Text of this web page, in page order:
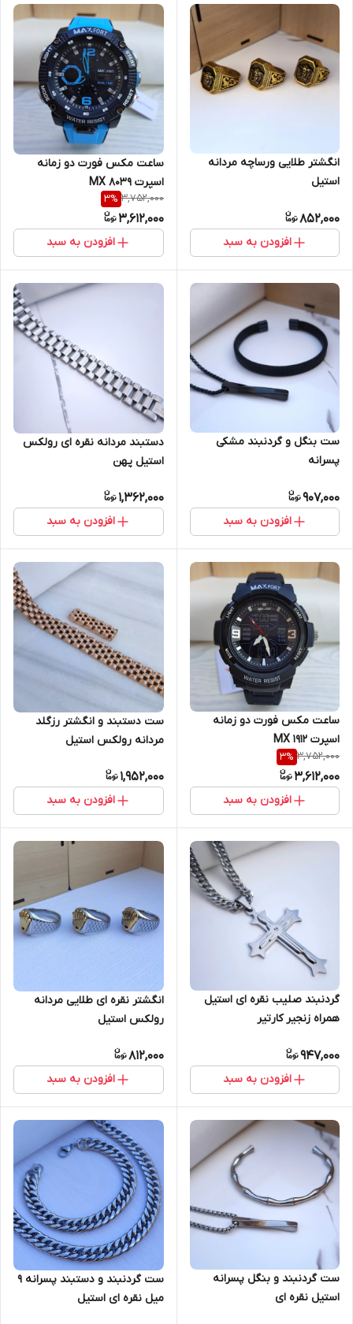
انگشتر طلایی ورساچه مردانه
استیل
852,000
افزودن به سبد
ساعت مکس فورت دو زمانه
اسپرت MX 8039
3,752,000
3%
3,612,000
افزودن به سبد
ست بنگل و گردنبند مشکی
پسرانه
907,000
افزودن به سبد
دستبند مردانه نقره ای رولکس
استیل پهن
1,362,000
افزودن به سبد
ساعت مکس فورت دو زمانه
اسپرت MX 1912
3,752,000
3%
3,612,000
افزودن به سبد
ست دستبند و انگشتر رزگلد
مردانه رولکس استیل
1,952,000
افزودن به سبد
گردنبند صلیب نقره ای استیل
همراه زنجیر کارتیر
947,000
افزودن به سبد
انگشتر نقره ای طلایی مردانه
رولکس استیل
812,000
افزودن به سبد
ست گردنبند و بنگل پسرانه
استیل نقره ای
ست گردنبند و دستبند پسرانه ۹
میل نقره ای استیل